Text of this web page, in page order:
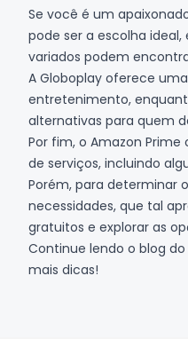
Se você é um
pode ser a escolha
variados podem
A Globoplay oferece
entretenimento,
alternativas para quem
Por fim, o Amazon
de serviços, incluindo
Porém, para determinar
necessidades, que tal
gratuitos e explorar as
Continue lendo o blog do
mais dicas!